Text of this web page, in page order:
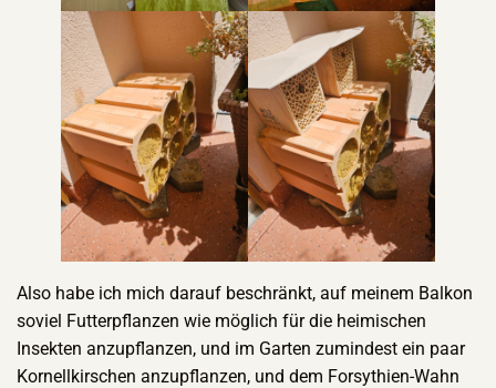
Also habe ich mich darauf beschränkt, auf meinem Balkon
soviel Futterpflanzen wie möglich für die heimischen
Insekten anzupflanzen, und im Garten zumindest ein paar
Kornellkirschen anzupflanzen, und dem Forsythien-Wahn